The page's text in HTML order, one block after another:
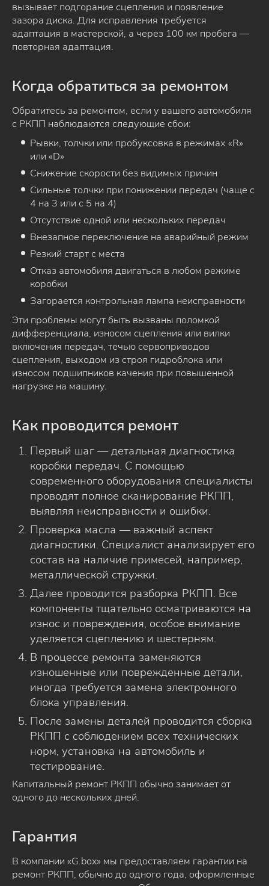
вызывает подгорание сцепления и появление
зазора диска. Для исправления требуется
адаптация в мастерской, а через 100 км пробега —
повторная адаптация.
Когда обратиться за ремонтом
Обратитесь за ремонтом, если у вашего автомобиля
с РКПП наблюдаются следующие сбои:
Рывки, толчки или пробуксовка в режимах «R»
или «D»
Снижение скорости без видимых причин
Сильные толчки при понижении передач (чаще с
4 на 3 или с 5 на 4)
Отсутствие одной или нескольких передач
Внезапное переключение на аварийный режим
Резкий старт с места
Отказ автомобиля двигаться в любом режиме
коробки
Загорается контрольная лампа неисправности
Эти проблемы могут быть вызваны поломкой
дифференциала, износом сцепления или вилки
включения передач, течью сервоприводов
сцепления, выходом из строя гидроблока или
износом подшипников качения при повышенной
нагрузке на машину.
Как проводится ремонт
Первый шаг — детальная диагностика
коробки передач. С помощью
современного оборудования специалисты
проводят полное сканирование РКПП,
выявляя неисправности и ошибки.
Проверка масла — важный аспект
диагностики. Специалист анализирует его
состав на наличие примесей, например,
металлической стружки.
Далее проводится разборка РКПП. Все
компоненты тщательно осматриваются на
износ и повреждения, особое внимание
уделяется сцеплению и шестерням.
В процессе ремонта заменяются
изношенные или поврежденные детали,
иногда требуется замена электронного
блока управления.
После замены деталей проводится сборка
РКПП с соблюдением всех технических
норм, установка на автомобиль и
тестирование.
Капитальный ремонт РКПП обычно занимает от
одного до нескольких дней.
Гарантия
В компании «G.box» мы предоставляем гарантии на
ремонт РКПП, обычно до одного года, оформленные